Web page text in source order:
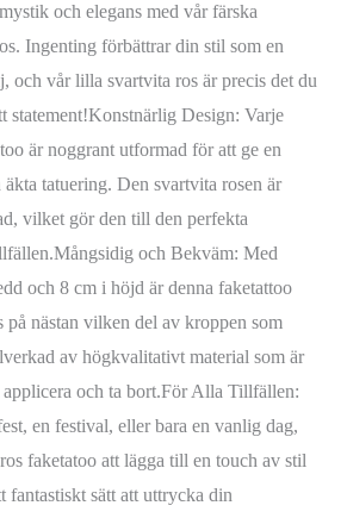
och elegans med vår färska
Ingenting förbättrar din stil som en
och vår lilla svartvita ros är precis det du
statement!Konstnärlig Design: Varje
är noggrant utformad för att ge en
tatuering. Den svartvita rosen är
vilket gör den till den perfekta
och Bekväm: Med
och 8 cm i höjd är denna faketattoo
på nästan vilken del av kroppen som
av högkvalitativt material som är
och ta bort.För Alla Tillfällen:
en festival, eller bara en vanlig dag,
faketatoo att lägga till en touch av stil
sätt att uttrycka din